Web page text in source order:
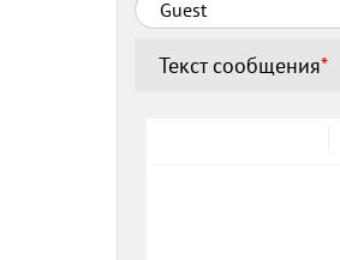
Текст сообщения*